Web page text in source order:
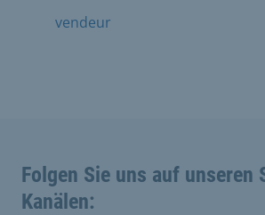
vendeur
Folgen Sie uns auf unseren
Kanälen: